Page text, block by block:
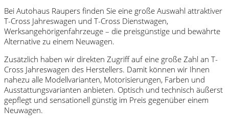
Bei Autohaus Raupers finden Sie eine große Auswahl attraktiver
T-Cross Jahreswagen und T-Cross Dienstwagen,
Werksangehörigenfahrzeuge – die preisgünstige und bewährte
Alternative zu einem Neuwagen.
Zusätzlich haben wir direkten Zugriff auf eine große Zahl an T-
Cross Jahreswagen des Herstellers. Damit können wir Ihnen
nahezu alle Modellvarianten, Motorisierungen, Farben und
Ausstattungsvarianten anbieten. Optisch und technisch äußerst
gepflegt und sensationell günstig im Preis gegenüber einem
Neuwagen.